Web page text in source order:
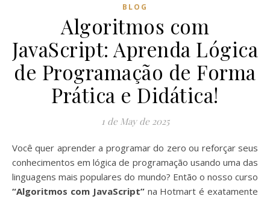
BLOG
Algoritmos com
JavaScript: Aprenda Lógica
de Programação de Forma
Prática e Didática!
1 de May de 2025
Você quer aprender a programar do zero ou reforçar seus
conhecimentos em lógica de programação usando uma das
linguagens mais populares do mundo? Então o nosso curso
“Algoritmos com JavaScript”na Hotmart é exatamente